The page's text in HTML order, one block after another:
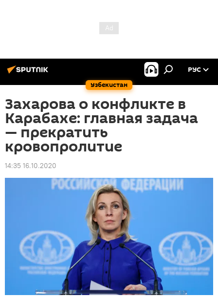
Узбекистан
РУС
Захарова о конфликте в
Карабахе: главная задача
— прекратить
кровопролитие
14:35 16.10.2020